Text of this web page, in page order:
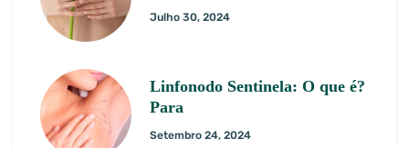
Julho 30, 2024
Linfonodo Sentinela: O que é?
Para
Setembro 24, 2024